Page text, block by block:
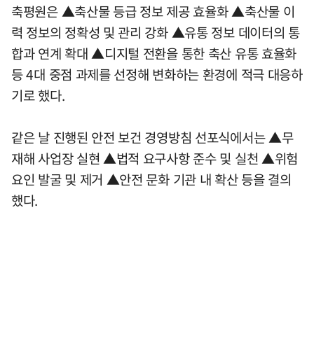
축평원은 ▲축산물 등급 정보 제공 효율화 ▲축산물 이
력 정보의 정확성 및 관리 강화 ▲유통 정보 데이터의 통
합과 연계 확대 ▲디지털 전환을 통한 축산 유통 효율화
등 4대 중점 과제를 선정해 변화하는 환경에 적극 대응하
기로 했다.
같은 날 진행된 안전 보건 경영방침 선포식에서는 ▲무
재해 사업장 실현 ▲법적 요구사항 준수 및 실천 ▲위험
요인 발굴 및 제거 ▲안전 문화 기관 내 확산 등을 결의
했다.